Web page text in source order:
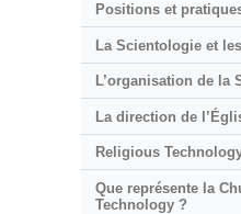
Positions et
La Scientologie et
L’organisation de la
La direction de
Religious
Que représente la
Technology ?